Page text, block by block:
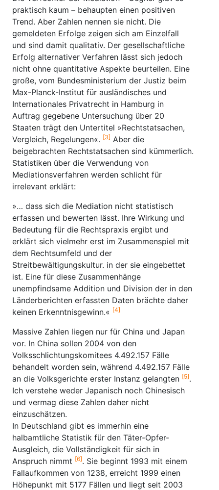
praktisch kaum – behaupten einen positiven
Trend. Aber Zahlen nennen sie nicht. Die
gemeldeten Erfolge zeigen sich am Einzelfall
und sind damit qualitativ. Der gesellschaftliche
Erfolg alternativer Verfahren lässt sich jedoch
nicht ohne quantitative Aspekte beurteilen. Eine
große, vom Bundesministerium der Justiz beim
Max-Planck-Institut für ausländisches und
Internationales Privatrecht in Hamburg in
Auftrag gegebene Untersuchung über 20
Staaten trägt den Untertitel »Rechtstatsachen,
Vergleich, Regelungen«. [3] Aber die
beigebrachten Rechtstatsachen sind kümmerlich.
Statistiken über die Verwendung von
Mediationsverfahren werden schlicht für
irrelevant erklärt:
»… dass sich die Mediation nicht statistisch
erfassen und bewerten lässt. Ihre Wirkung und
Bedeutung für die Rechtspraxis ergibt und
erklärt sich vielmehr erst im Zusammenspiel mit
dem Rechtsumfeld und der
Streitbewältigungskultur. in der sie eingebettet
ist. Eine für diese Zusammenhänge
unempfindsame Addition und Division der in den
Länderberichten erfassten Daten brächte daher
keinen Erkenntnisgewinn.« [4]
Massive Zahlen liegen nur für China und Japan
vor. In China sollen 2004 von den
Volksschlichtungskomitees 4.492.157 Fälle
behandelt worden sein, während 4.492.157 Fälle
an die Volksgerichte erster Instanz gelangten [5].
Ich verstehe weder Japanisch noch Chinesisch
und vermag diese Zahlen daher nicht
einzuschätzen.
In Deutschland gibt es immerhin eine
halbamtliche Statistik für den Täter-Opfer-
Ausgleich, die Vollständigkeit für sich in
Anspruch nimmt [6]. Sie beginnt 1993 mit einem
Fallaufkommen von 1238, erreicht 1999 einen
Höhepunkt mit 5177 Fällen und liegt seit 2003